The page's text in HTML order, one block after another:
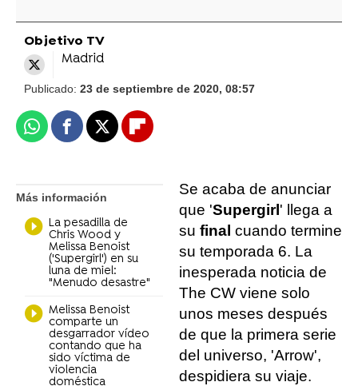
Objetivo TV
Madrid
Publicado: 23 de septiembre de 2020, 08:57
WhatsappFacebook
X Flipboard
Más información
La pesadilla de
Chris Wood y
Melissa Benoist
('Supergirl') en su
luna de miel:
"Menudo desastre"
Melissa Benoist
comparte un
desgarrador vídeo
contando que ha
sido víctima de
violencia
doméstica
Se acaba de anunciar
que 'Supergirl ' llega a
su final cuando termine
su temporada 6. La
inesperada noticia de
The CW viene solo
unos meses después
de que la primera serie
del universo, 'Arrow',
despidiera su viaje.